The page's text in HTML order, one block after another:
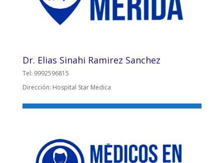
Dr. Elias Sinahi Ramirez Sanchez
Tel: 9992596815
Dirección: Hospital Star Medica